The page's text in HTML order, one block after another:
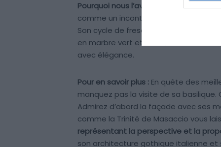
Pourquoi nous l’avons sélectionné :La
comme un incontournable pour les
Son cycle de fresques majestueuses,
en marbre vert et blanc, font de cette
avec élégance.
Pour en savoir plus : En quête des
manquez pas la visite de sa basilique.
Admirez d’abord la façade avec ses
comme la Trinité de Masaccio vous
représentant la perspective et la
son architecture gothique italienne et